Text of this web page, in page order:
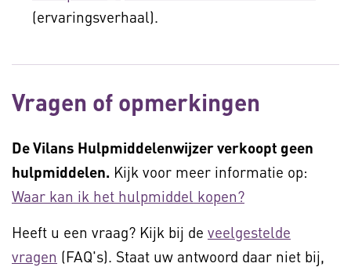
(ervaringsverhaal).
Vragen of opmerkingen
De Vilans Hulpmiddelenwijzer verkoopt geen
hulpmiddelen. Kijk voor meer informatie op:
Waar kan ik het hulpmiddel kopen?
Heeft u een vraag? Kijk bij de veelgestelde
vragen (FAQ's). Staat uw antwoord daar niet bij,